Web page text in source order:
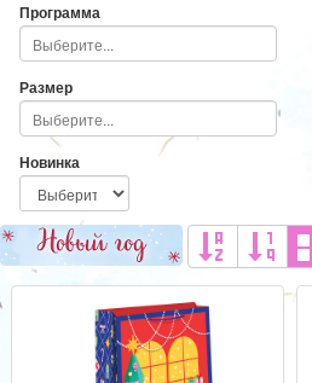
Программа
Размер
Новинка